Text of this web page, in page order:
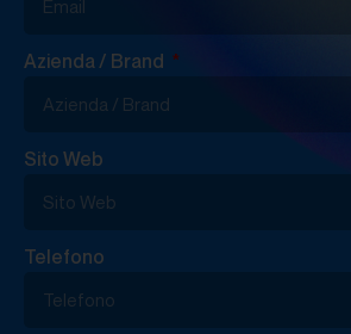
Azienda / Brand
Sito Web
Telefono